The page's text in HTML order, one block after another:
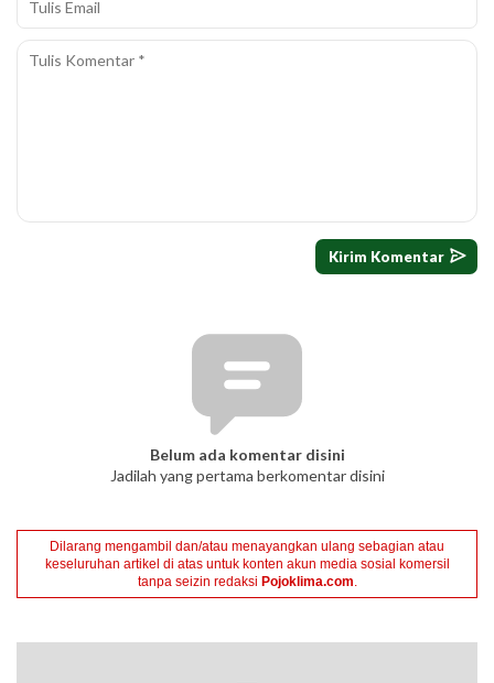
Belum ada komentar disini
Jadilah yang pertama berkomentar disini
Dilarang mengambil dan/atau menayangkan ulang sebagian atau
keseluruhan artikel di atas untuk konten akun media sosial komersil
tanpa seizin redaksi Pojoklima.com.